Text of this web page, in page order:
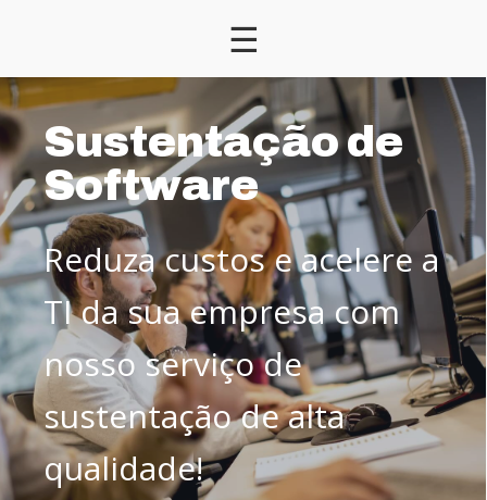
☰
Sustentação de
Software
Reduza custos e acelere a
TI da sua empresa com
nosso serviço de
sustentação de alta
qualidade!